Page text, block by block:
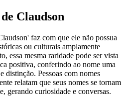
de Claudson
faz com que ele não possua
ou culturais amplamente
essa mesma raridade pode ser vista
positiva, conferindo ao nome uma
distinção. Pessoas com nomes
relatam que seus nomes se tornam
gerando curiosidade e conversas.